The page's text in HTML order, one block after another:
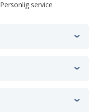
Personlig service